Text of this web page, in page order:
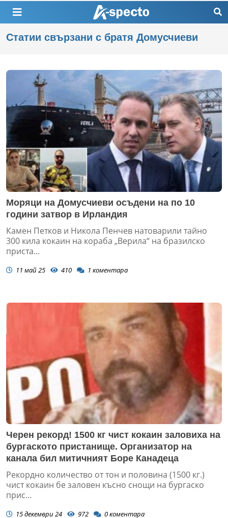
Статии свързани с братя Домусчиеви
Моряци на Домусчиеви осъдени на по 10
години затвор в Ирландия
Камен Петков и Никола Пенчев натоварили тайно
300 кила кокаин на кораба „Верила“ на бразилско
приста...
11 май 25 410 1 коментара
Черен рекорд! 1500 кг чист кокаин заловиха на
бургаското пристанище. Организатор на
канала бил митичният Боре Канадеца
Рекордно количество от тон и половина (1500 кг.)
чист кокаин бе заловен късно снощи на бургаско
прис...
15 декември 24 972 0коментара